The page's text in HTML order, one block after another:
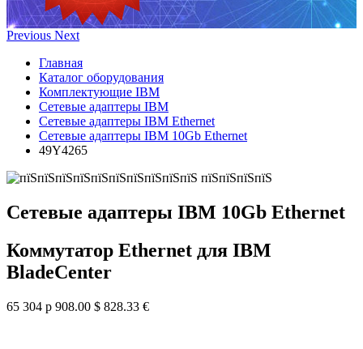
Previous Next
Главная
Каталог оборудования
Комплектующие IBM
Сетевые адаптеры IBM
Сетевые адаптеры IBM Ethernet
Сетевые адаптеры IBM 10Gb Ethernet
49Y4265
Сетевые адаптеры IBM 10Gb Ethernet
Коммутатор Ethernet для IBM
BladeCenter
65 304 р 908.00 $ 828.33 €